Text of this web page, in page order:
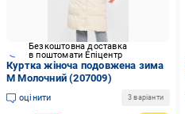
Безкоштовна доставка
в поштомати Епіцентр
Куртка жіноча подовжена зима
M Молочний (207009)
оцінити 3 варіанти